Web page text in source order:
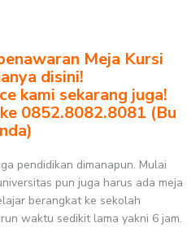
Meja Kursi
disini!
kami sekarang juga!
0852.8082.8081 (Bu
pendidikan dimanapun. Mulai
pun juga harus ada meja
berangkat ke sekolah
waktu sedikit lama yakni 6 jam.